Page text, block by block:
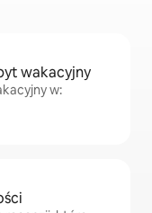
wakacyjny
w: